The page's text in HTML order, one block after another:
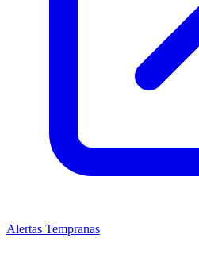
Alertas Tempranas